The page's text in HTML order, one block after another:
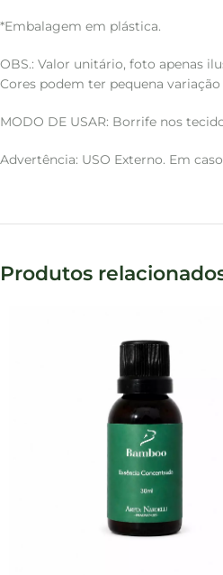
*Embalagem em plástica.
OBS.: Valor unitário, foto apenas
Cores podem ter pequena
MODO DE USAR: Borrife nos
Advertência: USO Externo. Em
Produtos